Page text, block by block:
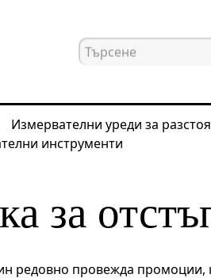
Измервателни уреди за
инструменти
Политика за отстъпка
за
редовно провежда промоции,